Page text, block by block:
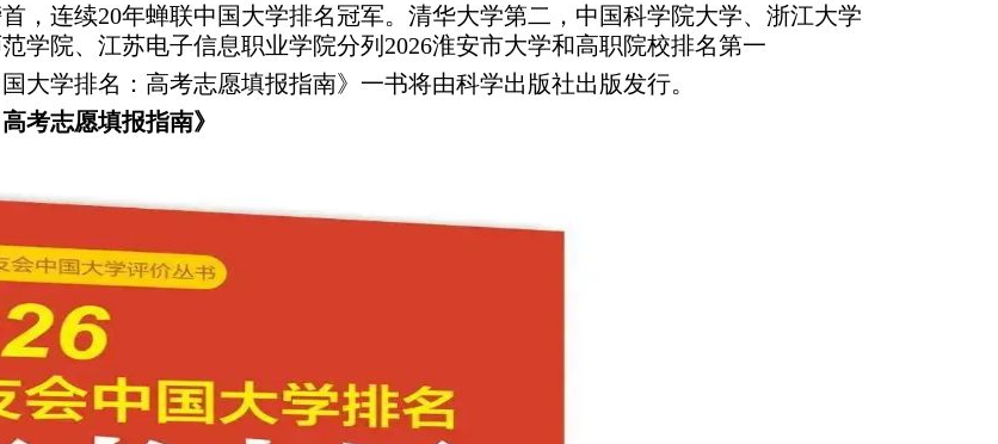
，连续20年蝉联中国大学排名冠军。清华大学第二，中国科学院大学、浙江大学
学院、江苏电子信息职业学院分列2026淮安市大学和高职院校排名第一
大学排名：高考志愿填报指南》一书将由科学出版社出版发行。
考志愿填报指南》